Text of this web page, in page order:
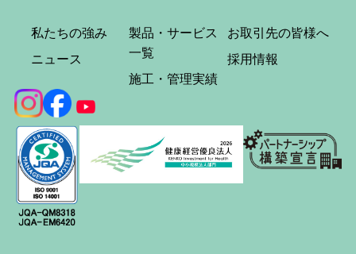
私たちの強み
ニュース
製品・サービス
一覧
施工・管理実績
お取引先の皆様へ
採用情報